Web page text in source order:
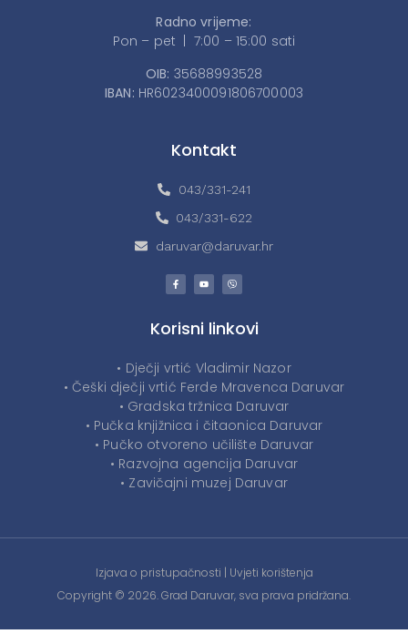
Radno vrijeme:
Pon – pet | 7:00 – 15:00 sati
OIB: 35688993528
IBAN: HR6023400091806700003
Kontakt
043/331-241
043/331-622
daruvar@daruvar.hr
Korisni linkovi
• Dječji vrtić Vladimir Nazor
• Češki dječji vrtić Ferde Mravenca Daruvar
• Gradska tržnica Daruvar
• Pučka knjižnica i čitaonica Daruvar
• Pučko otvoreno učilište Daruvar
• Razvojna agencija Daruvar
• Zavičajni muzej Daruvar
Izjava o pristupačnosti | Uvjeti korištenja
Copyright © 2026. Grad Daruvar, sva prava pridržana.